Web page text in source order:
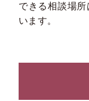
できる相談場
います。